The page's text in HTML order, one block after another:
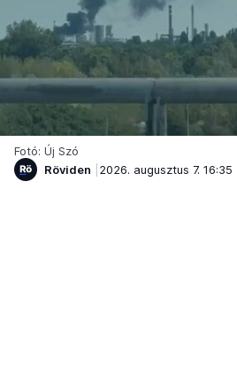
Fotó: Új Szó
Röviden
2026. augusztus 7. 16:35